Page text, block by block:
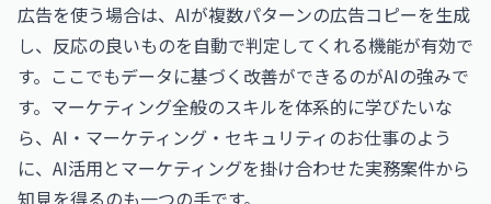
広告を使う場合は、AIが複数パターンの広告コピーを生成
し、反応の良いものを自動で判定してくれる機能が有効で
す。ここでもデータに基づく改善ができるのがAIの強みで
す。マーケティング全般のスキルを体系的に学びたいな
ら、 AI・マーケティング・セキュリティのお仕事のよう
に、AI活用とマーケティングを掛け合わせた実務案件から
知見を得るのも一つの手です。